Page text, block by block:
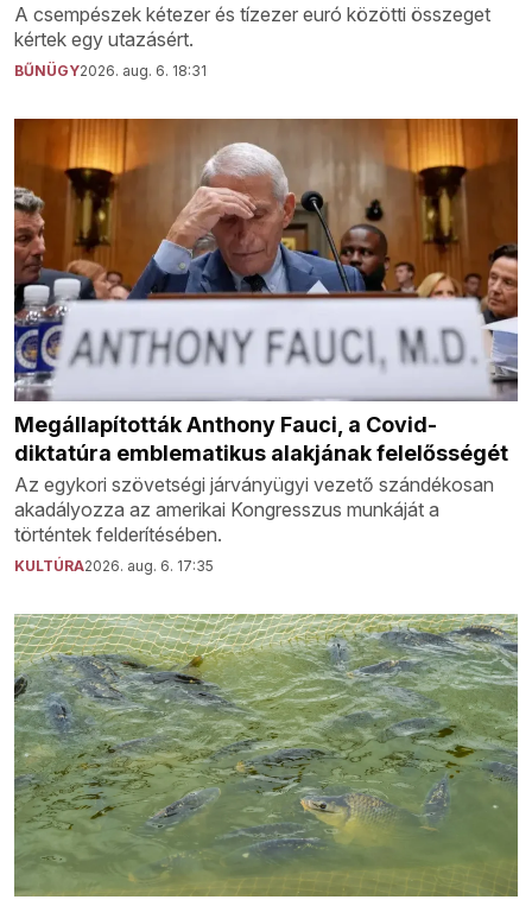
A csempészek kétezer és tízezer euró közötti összeget
kértek egy utazásért.
BŰNÜGY2026. aug. 6. 18:31
Megállapították Anthony Fauci, a Covid-
diktatúra emblematikus alakjának felelősségét
Az egykori szövetségi járványügyi vezető szándékosan
akadályozza az amerikai Kongresszus munkáját a
történtek felderítésében.
KULTÚRA2026. aug. 6. 17:35